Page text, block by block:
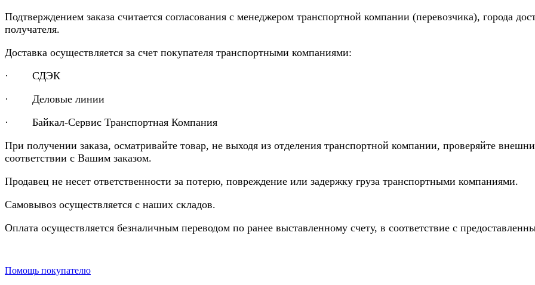
Подтверждением заказа считается согласования с менеджером транспортной компании (перевозчика), города
получателя.
Доставка осуществляется за счет покупателя транспортными компаниями:
· СДЭК
· Деловые линии
· Байкал-Сервис Транспортная Компания
При получении заказа, осматривайте товар, не выходя из отделения транспортной компании, проверяйте
соответствии с Вашим заказом.
Продавец не несет ответственности за потерю, повреждение или задержку груза транспортными компаниями.
Самовывоз осуществляется с наших складов.
Оплата осуществляется безналичным переводом по ранее выставленному счету, в соответствие с
Помощь покупателю